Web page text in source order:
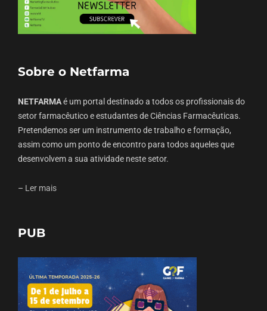
Sobre o Netfarma
NETFARMAé um portal destinado a todos os profissionais do
setor farmacêutico e estudantes de Ciências Farmacêuticas.
Pretendemos ser um instrumento de trabalho e formação,
assim como um ponto de encontro para todos aqueles que
desenvolvem a sua atividade neste setor.
– Ler mais
PUB